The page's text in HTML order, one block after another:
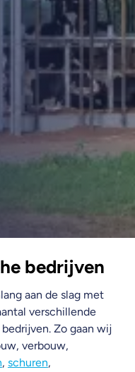
bedrijven
aan de slag met
verschillende
Zo gaan wij
verbouw,
, schuren,